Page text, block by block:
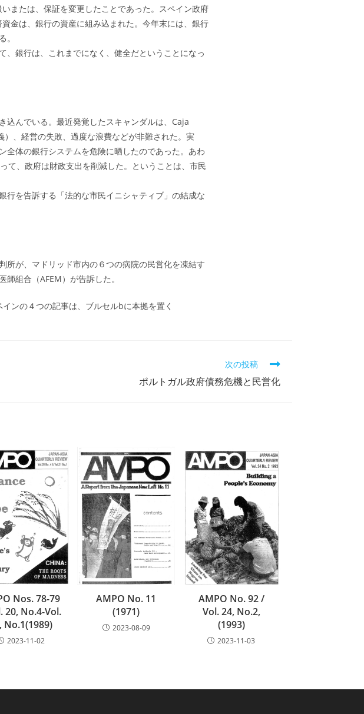
または、保証を変更したことであった。スペイン政府
金は、銀行の資産に組み込まれた。今年末には、銀行
。
銀行は、これまでになく、健全だということになっ
んでいる。最近発覚したスキャンダルは、Caja
、経営の失敗、過度な浪費などが非難された。実
全体の銀行システムを危険に晒したのであった。あわ
、政府は財政支出を削減した。ということは、市民
行を告訴する「法的な市民イニシャティブ」の結成な
が、マドリッド市内の６つの病院の民営化を凍結す
組合（AFEM）が告訴した。
ンの４つの記事は、ブルセルbに本拠を置く
次の投稿
ポルトガル政府債務危機と民営化
Nos. 78-79
20, No.4-Vol.
No.1(1989)
2023-11-02
AMPO No. 11
(1971)
2023-08-09
AMPO No. 92 /
Vol. 24, No.2,
(1993)
2023-11-03